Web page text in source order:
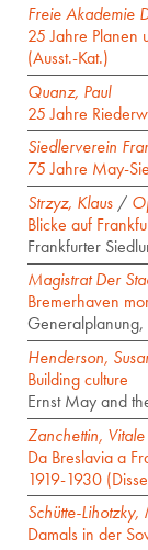
Freie Akademie
25 Jahre Planen
(Ausst.-Kat.)
Quanz, Paul
25 Jahre
Siedlerverein
75 Jahre May-
Strzyz, Klaus /
Blicke auf
Frankfurter
Magistrat Der
Bremerhaven
Henderson,
Building culture
Ernst May and
Zanchettin, Vitale
Da Breslavia а
1919-1930
Schütte-
Damals in der